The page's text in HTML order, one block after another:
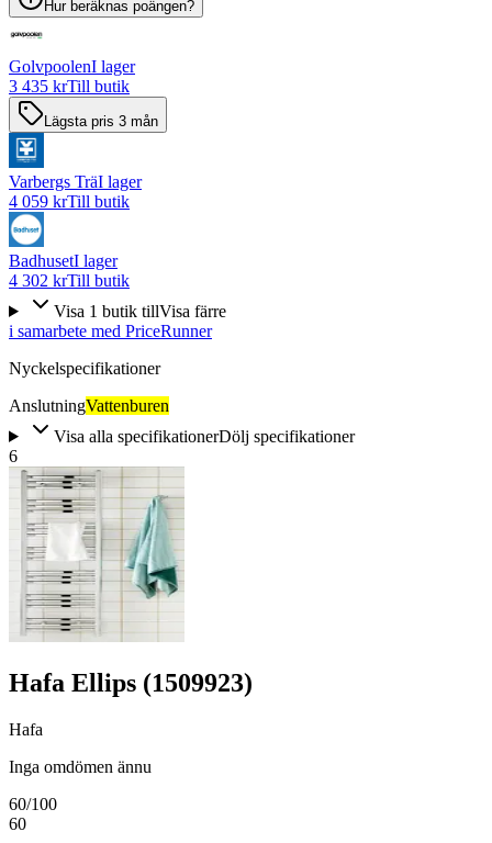
Hur beräknas poängen?
GolvpoolenI lager
3 435 krTill butik
Lägsta pris 3 mån
Varbergs TräI lager
4 059 krTill butik
BadhusetI lager
4 302 krTill butik
Visa 1 butik tillVisa färre
i samarbete med PriceRunner
Nyckelspecifikationer
AnslutningVattenburen
Visa alla specifikationerDölj specifikationer
6
Hafa Ellips (1509923)
Hafa
Inga omdömen ännu
60/100
60